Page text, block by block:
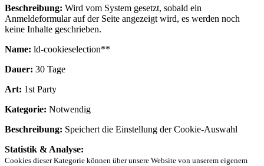
Beschreibung: Wird vom System gesetzt, sobald ein
Anmeldeformular auf der Seite angezeigt wird, es werden noch
keine Inhalte geschrieben.
Name: ld-cookieselection**
Dauer: 30 Tage
Art: 1st Party
Kategorie: Notwendig
Beschreibung: Speichert die Einstellung der Cookie-Auswahl
Statistik & Analyse:
Cookies dieser Kategorie können über unsere Website von unserem eigenem